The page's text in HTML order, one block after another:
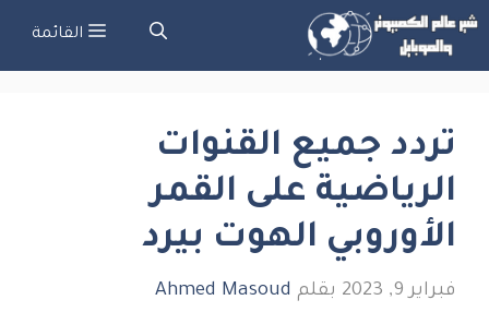
انتقل
المحتوى
القائمة
تردد جميع القنوات
الرياضية على القمر
الأوروبي الهوت بيرد
فبراير 9, 2023 بقلم Ahmed Masoud